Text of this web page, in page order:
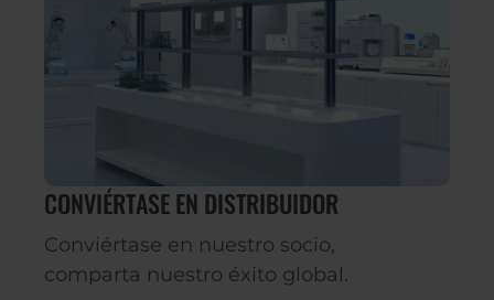
CONVIÉRTASE EN DISTRIBUIDOR
Conviértase en nuestro socio,
comparta nuestro éxito global.